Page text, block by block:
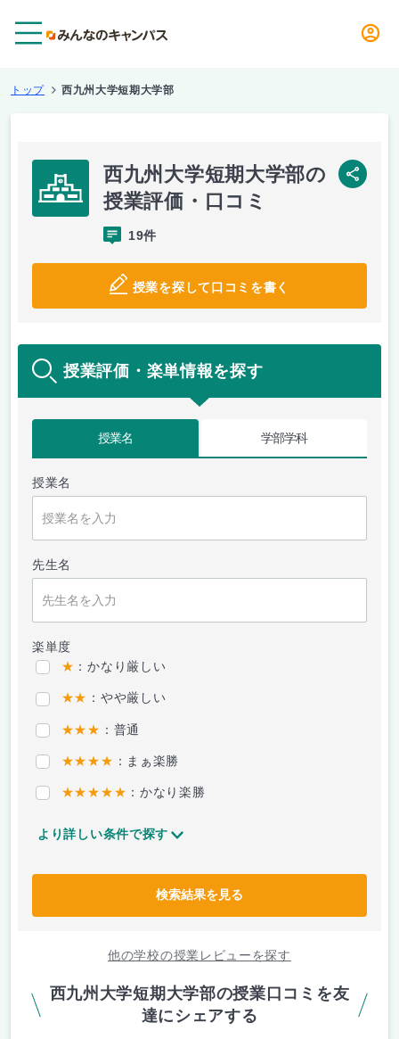
トップ 西九州大学短期大学部
西九州大学短期大学部の
授業評価・口コミ
19件
授業を探して口コミを書く
SNS
授業評価・楽単情報を探す
授業名 学部学科
授業名
先生名
楽単度
★ ：かなり厳しい
★★ ：やや厳しい
★★★ ：普通
★★★★ ：まぁ楽勝
★★★★★ ：かなり楽勝
より詳しい条件で探す
検索結果を見る
他の学校の授業レビューを探す
西九州大学短期大学部の授業口コミを友
達にシェアする